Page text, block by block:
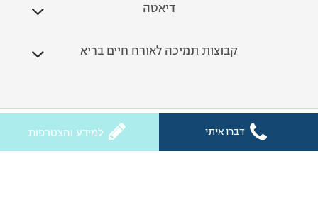
דיאטה
קבוצות תמיכה לאורח חיים בריא
כל הזכויות שמורות לחלי ממן 2026
דברו איתי למידע והצטרפות